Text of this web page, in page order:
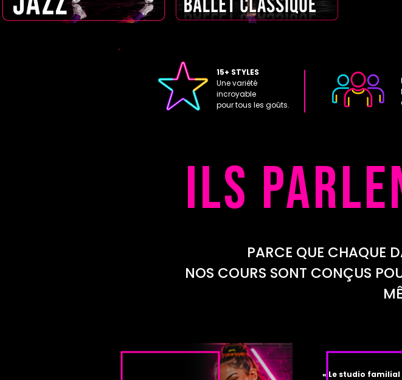
15+ STYLES
Une variété
incroyable
pour tous les goûts.
ILS
PARCE QUE CHAQUE
NOS COURS SONT CONÇUS
« Le studio familial